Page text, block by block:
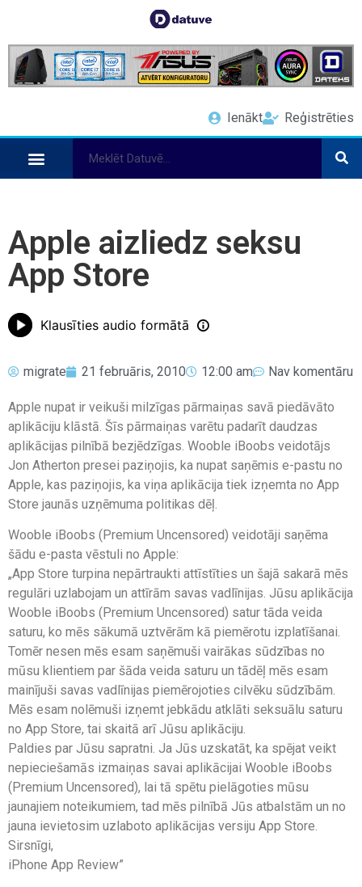
Ienākt Reģistrēties
Apple aizliedz seksu
App Store
Klausīties audio formātā
migrate 21 februāris, 2010 12:00 am Nav komentāru
Apple nupat ir veikuši milzīgas pārmaiņas savā piedāvāto
aplikāciju klāstā. Šīs pārmaiņas varētu padarīt daudzas
aplikācijas pilnībā bezjēdzīgas. Wooble iBoobs veidotājs
Jon Atherton presei paziņojis, ka nupat saņēmis e-pastu no
Apple, kas paziņojis, ka viņa aplikācija tiek izņemta no App
Store jaunās uzņēmuma politikas dēļ.
Wooble iBoobs (Premium Uncensored) veidotāji saņēma
šādu e-pasta vēstuli no Apple:
„App Store turpina nepārtraukti attīstīties un šajā sakarā mēs
regulāri uzlabojam un attīrām savas vadlīnijas. Jūsu aplikācija
Wooble iBoobs (Premium Uncensored) satur tāda veida
saturu, ko mēs sākumā uztvērām kā piemērotu izplatīšanai.
Tomēr nesen mēs esam saņēmuši vairākas sūdzības no
mūsu klientiem par šāda veida saturu un tādēļ mēs esam
mainījuši savas vadlīnijas piemērojoties cilvēku sūdzībām.
Mēs esam nolēmuši izņemt jebkādu atklāti seksuālu saturu
no App Store, tai skaitā arī Jūsu aplikāciju.
Paldies par Jūsu sapratni. Ja Jūs uzskatāt, ka spējat veikt
nepieciešamās izmaiņas savai aplikācijai Wooble iBoobs
(Premium Uncensored), lai tā spētu pielāgoties mūsu
jaunajiem noteikumiem, tad mēs pilnībā Jūs atbalstām un no
jauna ievietosim uzlaboto aplikācijas versiju App Store.
Sirsnīgi,
iPhone App Review”